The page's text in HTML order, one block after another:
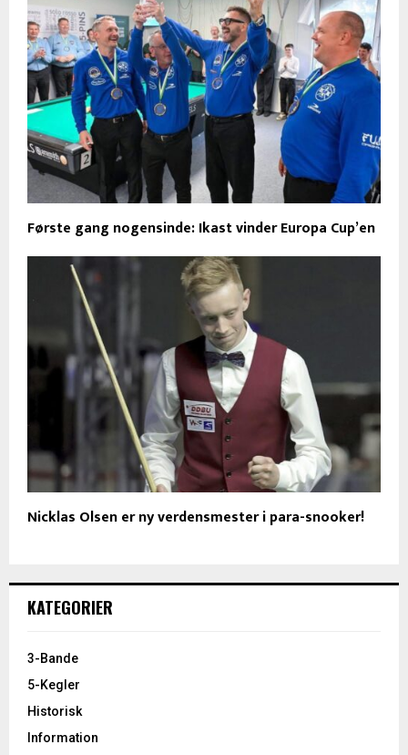
Første gang nogensinde: Ikast vinder Europa Cup’en
Nicklas Olsen er ny verdensmester i para-snooker!
KATEGORIER
3-Bande
5-Kegler
Historisk
Information